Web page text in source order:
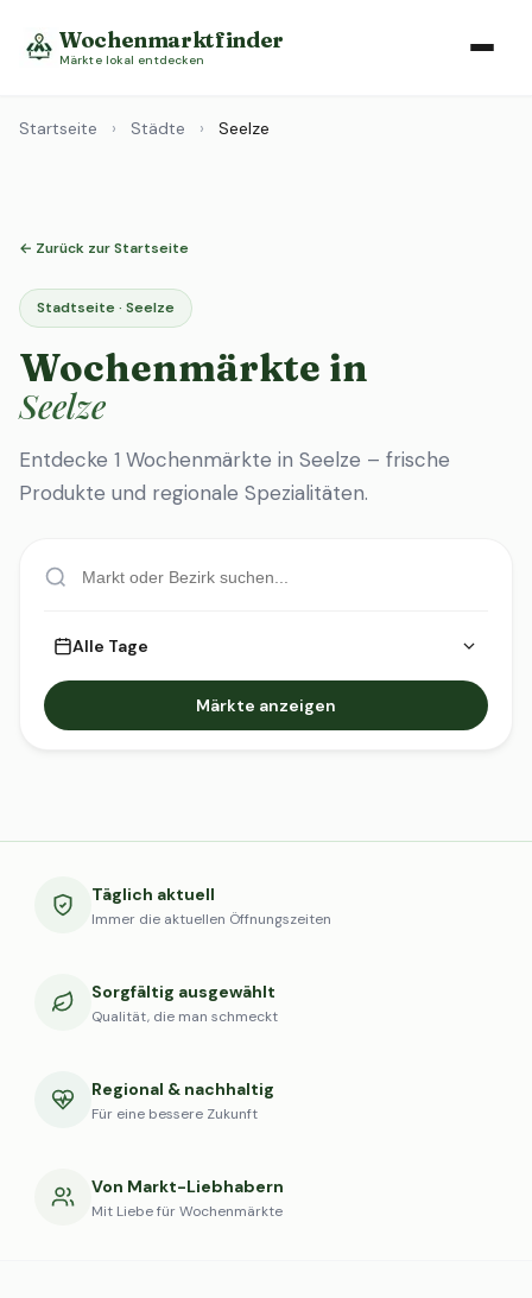
Wochenmarktfinder
Märkte lokal entdecken
Startseite › Städte › Seelze
← Zurück zur Startseite
Stadtseite · Seelze
Wochenmärkte in
Seelze
Entdecke 1 Wochenmärkte in Seelze – frische
Produkte und regionale Spezialitäten.
Alle Tage
Märkte anzeigen
Täglich aktuell
Immer die aktuellen Öffnungszeiten
Sorgfältig ausgewählt
Qualität, die man schmeckt
Regional & nachhaltig
Für eine bessere Zukunft
Von Markt-Liebhabern
Mit Liebe für Wochenmärkte